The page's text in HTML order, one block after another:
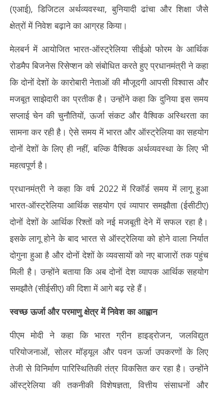
भारत-ऑस्ट्रेलिया साझेदारी को नई उड़ान : प्रधानमंत्री मोदी ने निवेश और
कारोबार बढ़ाने का दिया न्योता
July
2026
(एआई), डिजिटल अर्थव्यवस्था, बुनियादी ढांचा और शिक्षा जैसे
क्षेत्रों में निवेश बढ़ाने का आग्रह किया।
मेलबर्न में आयोजित भारत-ऑस्ट्रेलिया सीईओ फोरम के आर्थिक
रोडमैप बिजनेस रिसेप्शन को संबोधित करते हुए प्रधानमंत्री ने कहा
कि दोनों देशों के कारोबारी नेताओं की मौजूदगी आपसी विश्वास और
मजबूत साझेदारी का प्रतीक है। उन्होंने कहा कि दुनिया इस समय
सप्लाई चेन की चुनौतियों, ऊर्जा संकट और वैश्विक अस्थिरता का
सामना कर रही है। ऐसे समय में भारत और ऑस्ट्रेलिया का सहयोग
दोनों देशों के लिए ही नहीं, बल्कि वैश्विक अर्थव्यवस्था के लिए भी
महत्वपूर्ण है।
प्रधानमंत्री ने कहा कि वर्ष 2022 में रिकॉर्ड समय में लागू हुआ
भारत-ऑस्ट्रेलिया आर्थिक सहयोग एवं व्यापार समझौता (ईसीटीए)
दोनों देशों के आर्थिक रिश्तों को नई मजबूती देने में सफल रहा है।
इसके लागू होने के बाद भारत से ऑस्ट्रेलिया को होने वाला निर्यात
दोगुना हुआ है और दोनों देशों के व्यवसायों को नए बाजारों तक पहुंच
मिली है। उन्होंने बताया कि अब दोनों देश व्यापक आर्थिक सहयोग
समझौते (सीईसीए) की दिशा में आगे बढ़ रहे हैं।
स्वच्छ ऊर्जा और परमाणु क्षेत्र में निवेश का आह्वान
पीएम मोदी ने कहा कि भारत ग्रीन हाइड्रोजन, जलविद्युत
परियोजनाओं, सोलर मॉड्यूल और पवन ऊर्जा उपकरणों के लिए
तेजी से विनिर्माण पारिस्थितिकी तंत्र विकसित कर रहा है। उन्होंने
ऑस्ट्रेलिया की तकनीकी विशेषज्ञता, वित्तीय संसाधनों और